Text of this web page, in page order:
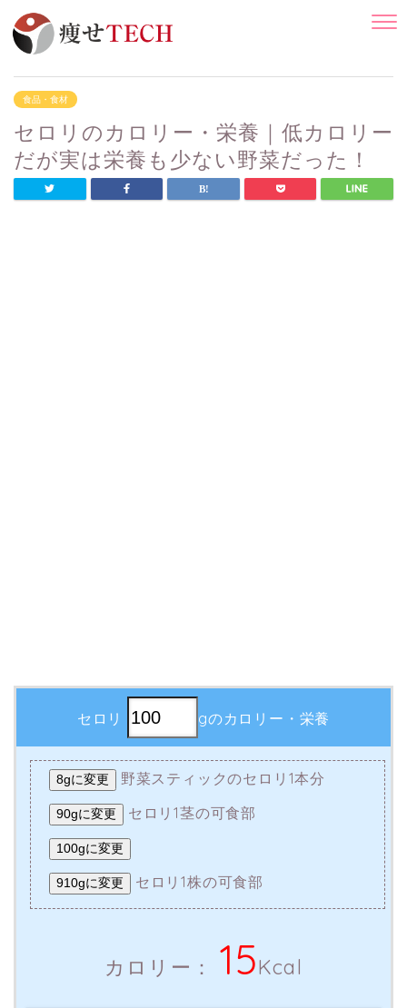
食品・食材
セロリのカロリー・栄養｜低カロリー
だが実は栄養も少ない野菜だった！
セロリ gのカロリー・栄養
8gに変更 野菜スティックのセロリ1本分
90gに変更 セロリ1茎の可食部
100gに変更
910gに変更 セロリ1株の可食部
カロリー： 15Kcal